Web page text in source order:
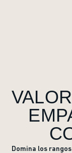
Domina los